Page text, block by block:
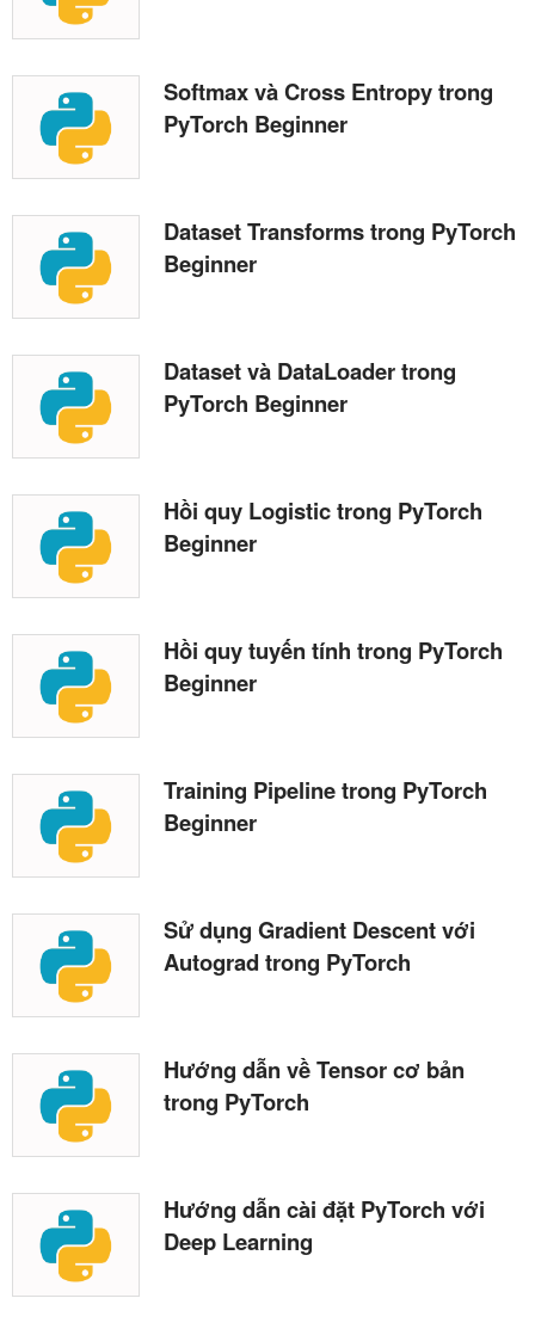
Softmax và Cross Entropy trong
PyTorch Beginner
Dataset Transforms trong PyTorch
Beginner
Dataset và DataLoader trong
PyTorch Beginner
Hồi quy Logistic trong PyTorch
Beginner
Hồi quy tuyến tính trong PyTorch
Beginner
Training Pipeline trong PyTorch
Beginner
Sử dụng Gradient Descent với
Autograd trong PyTorch
Hướng dẫn về Tensor cơ bản
trong PyTorch
Hướng dẫn cài đặt PyTorch với
Deep Learning